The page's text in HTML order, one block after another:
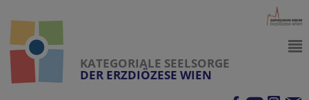
KATEGORIALE SEELSORGE
DER ERZDIÖZESE WIEN